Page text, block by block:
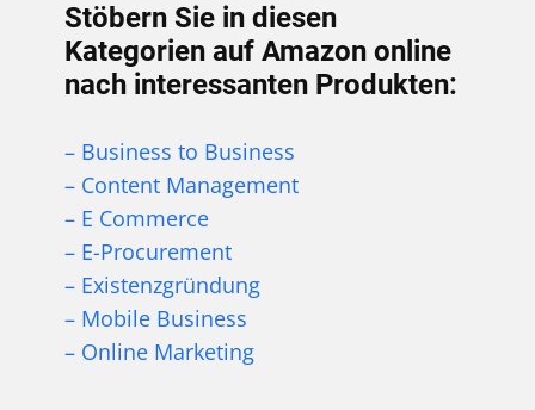
Stöbern Sie in diesen
Kategorien auf Amazon online
nach interessanten Produkten:
– Business to Business
– Content Management
– E Commerce
– E-Procurement
– Existenzgründung
– Mobile Business
– Online Marketing